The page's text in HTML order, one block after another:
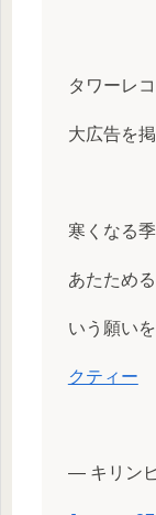
タワーレ
大広告を掲
寒くなる
あたため
いう願い
クティー
— キリン